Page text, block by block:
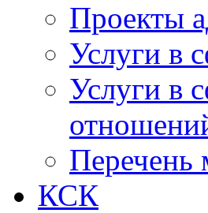
Проекты
Услуги в
Услуги в
Перечень
КСК